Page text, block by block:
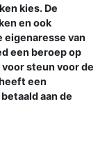
kies. De
en ook
eigenaresse van
een beroep op
steun voor de
een
aan de